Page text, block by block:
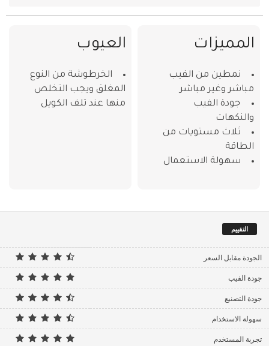
المميزات
نمطين من الفيب
مباشر وغير مباشر
جودة الفيب
والنكهات
ثلاث مستويات من
الطاقة
سهولة الاستعمال
العيوب
الخرطوشة من النوع
المغلق ويجب التخلص
منها عند تلف الكويل
التقييم
الجودة مقابل السعر
جودة الفيب
جودة التصنيع
سهولة الاستخدام
تجربة المستخدم